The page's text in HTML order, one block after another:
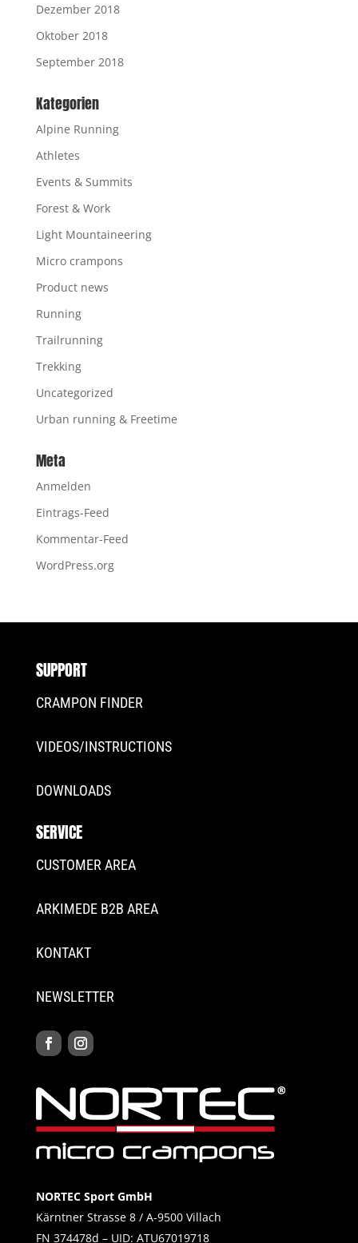
Dezember 2018
Oktober 2018
September 2018
Kategorien
Alpine Running
Athletes
Events & Summits
Forest & Work
Light Mountaineering
Micro crampons
Product news
Running
Trailrunning
Trekking
Uncategorized
Urban running & Freetime
Meta
Anmelden
Eintrags-Feed
Kommentar-Feed
WordPress.org
SUPPORT
CRAMPON FINDER
VIDEOS/INSTRUCTIONS
DOWNLOADS
SERVICE
CUSTOMER AREA
ARKIMEDE B2B AREA
KONTAKT
NEWSLETTER
NORTEC Sport GmbH
Kärntner Strasse 8 / A-9500 Villach
FN 374478d – UID: ATU67019718